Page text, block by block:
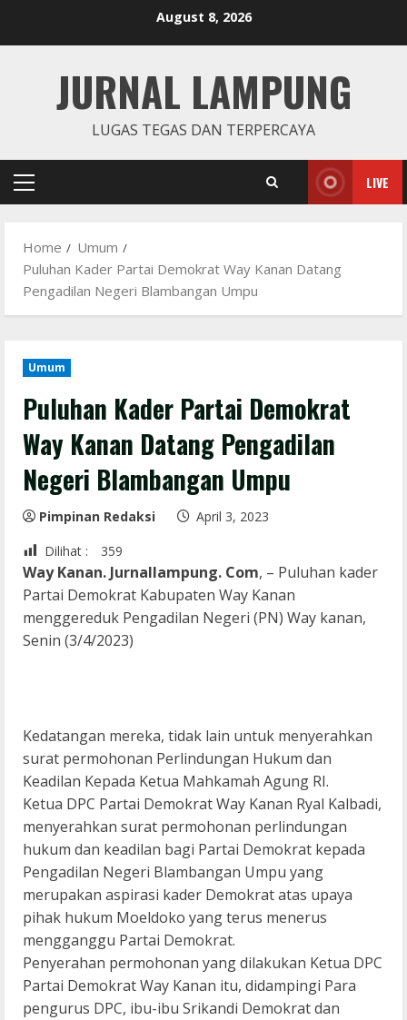
August 8, 2026
JURNAL LAMPUNG
LUGAS TEGAS DAN TERPERCAYA
Primary
LIVE
Home
Umum
Puluhan Kader Partai Demokrat Way Kanan Datang
Pengadilan Negeri Blambangan Umpu
Umum
Puluhan Kader Partai Demokrat
Way Kanan Datang Pengadilan
Negeri Blambangan Umpu
Pimpinan Redaksi
April 3, 2023
Dilihat :
359
Way Kanan. Jurnallampung. Com, – Puluhan kader
Partai Demokrat Kabupaten Way Kanan
menggereduk Pengadilan Negeri (PN) Way kanan,
Senin (3/4/2023)
Kedatangan mereka, tidak lain untuk menyerahkan
surat permohonan Perlindungan Hukum dan
Keadilan Kepada Ketua Mahkamah Agung RI.
Ketua DPC Partai Demokrat Way Kanan Ryal Kalbadi,
menyerahkan surat permohonan perlindungan
hukum dan keadilan bagi Partai Demokrat kepada
Pengadilan Negeri Blambangan Umpu yang
merupakan aspirasi kader Demokrat atas upaya
pihak hukum Moeldoko yang terus menerus
mengganggu Partai Demokrat.
Penyerahan permohonan yang dilakukan Ketua DPC
Partai Demokrat Way Kanan itu, didampingi Para
pengurus DPC, ibu-ibu Srikandi Demokrat dan